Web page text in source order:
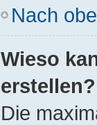
Nach
Wieso
erstellen?
Die